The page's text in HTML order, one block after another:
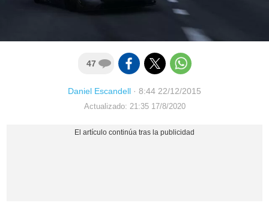
47
Daniel Escandell · 8:44 22/12/2015
Actualizado: 21:35 17/8/2020